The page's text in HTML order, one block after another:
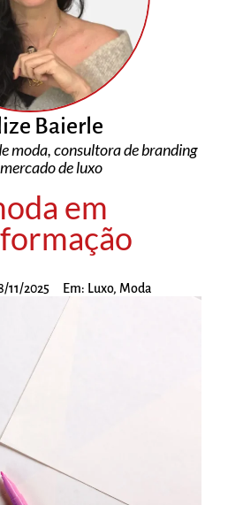
Baierle
moda, consultora de branding
de luxo
em
11/2025 Em: Luxo, Moda